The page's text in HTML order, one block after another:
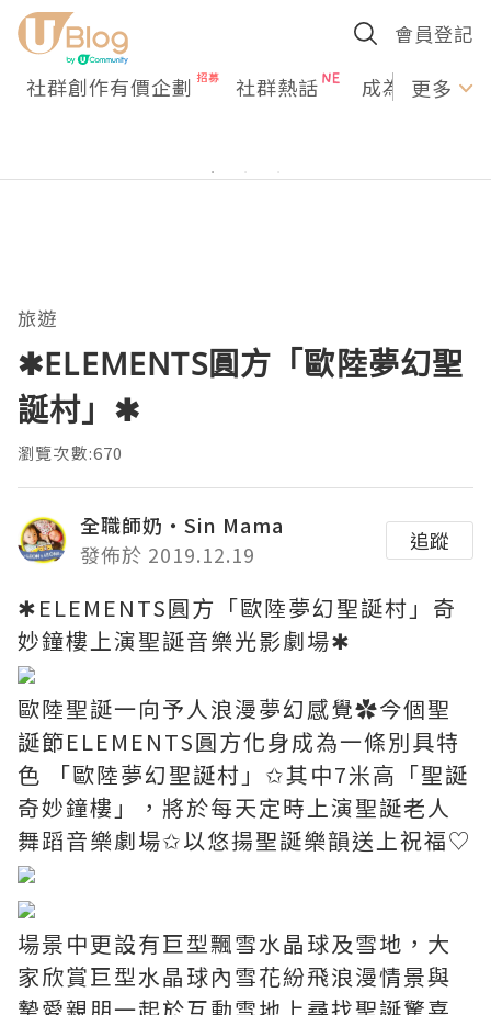
會員登記
社群創作有價企劃 社群熱話 成為U更多
旅遊
✱ELEMENTS圓方「歐陸夢幻聖
誕村」✱
瀏覽次數:670
全職師奶‧Sin Mama
發佈於 2019.12.19
追蹤
✱ELEMENTS圓方「歐陸夢幻聖誕村」奇
妙鐘樓上演聖誕音樂光影劇場✱
歐陸聖誕一向予人浪漫夢幻感覺✿今個聖
誕節ELEMENTS圓方化身成為一條別具特
色 「歐陸夢幻聖誕村」✩其中7米高「聖誕
奇妙鐘樓」，將於每天定時上演聖誕老人
舞蹈音樂劇場✩以悠揚聖誕樂韻送上祝福♡
場景中更設有巨型飄雪水晶球及雪地，大
家欣賞巨型水晶球內雪花紛飛浪漫情景與